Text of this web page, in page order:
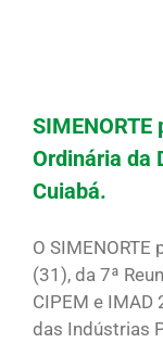
Ordinária da
Cuiabá.
O
(31), da 7ª
CIPEM e IMAD
das Indústrias